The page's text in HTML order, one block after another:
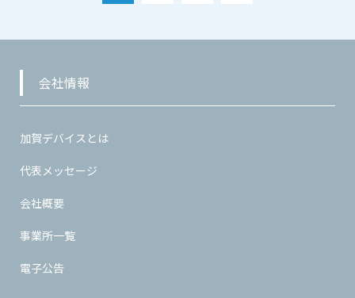
ジ
り
会社情報
加賀デバイスとは
代表メッセージ
会社概要
事業所一覧
電子公告